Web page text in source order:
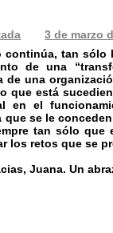
3 de marzo
continúa, tan sólo
de una
de una
que está
en el
que se le
tan sólo que
los retos que se
Juana. Un